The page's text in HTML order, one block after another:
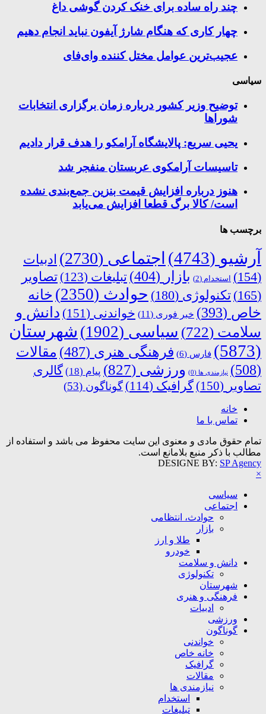
چند راه‌ ساده برای خنک کردن گوشی داغ
چهار کاری که هنگام شارژ آیفون نباید انجام دهیم
عجیب‌ترین عوامل مختل کننده وای‌فای
سیاسی
توضیح وزیر کشور درباره زمان برگزاری انتخابات
شوراها
یحیی سریع: پالایشگاه آرامکو را هدف قرار دادیم
تاسیسات آرامکوی عربستان منفجر شد
هنوز درباره افزایش قیمت بنزین جمع‌بندی نشده
است/ کالا برگ قطعا افزایش می‌یابد
برچسب ها
آرشیو (4743) اجتماعی (2730)
ادبیات
(154)
استخدام (2) بازار (404) تبلیغات (123)
تصاویر
(165)
تکنولوژی (180) حوادث (2350)
خانه
خاص (393) خبر فوری (11) خواندنی (151)
دانش و
سلامت (722) سیاسی (1902)
شهرستان
(5873)
فارس (6) فرهنگی هنری (487)
مقالات
(508)
نیازمندی ها (0) ورزشی (827) پیام (18)
گالری
تصاویر (150) گرافیک (114) گوناگون (53)
خانه
تماس با ما
تمام حقوق مادی و معنوی این سایت محفوظ می باشد و استفاده از
مطالب با ذکر منبع بلامانع است.
DESIGNE BY: SP Agency
×
سیاسی
اجتماعی
حوادث، انتظامی
بازار
طلا و ارز
خودرو
دانش و سلامت
تکنولوژی
شهرستان
فرهنگی و هنری
ادبیات
ورزشی
گوناگون
خواندنی
خانه خاص
گرافیک
مقالات
نیازمندی ها
استخدام
تبلیغات